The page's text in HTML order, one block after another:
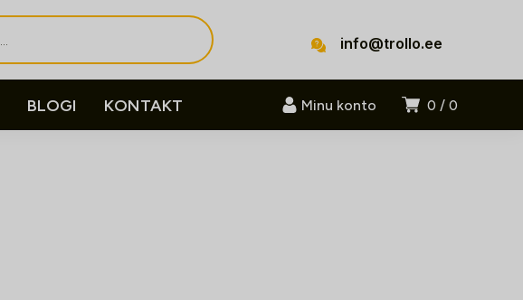
info@trollo.ee
0 0
Minu konto
BLOGI KONTAKT